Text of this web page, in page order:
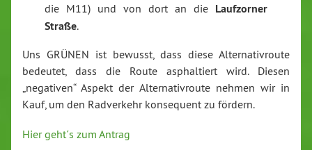
die M11) und von dort an die Laufzorner
Straße.
Uns GRÜNEN ist bewusst, dass diese Alternativroute
bedeutet, dass die Route asphaltiert wird. Diesen
„negativen“ Aspekt der Alternativroute nehmen wir in
Kauf, um den Radverkehr konsequent zu fördern.
Hier geht´s zum Antrag